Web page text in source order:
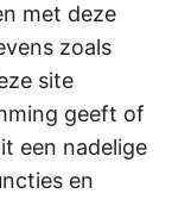
met deze
zoals
site
geeft of
een nadelige
en